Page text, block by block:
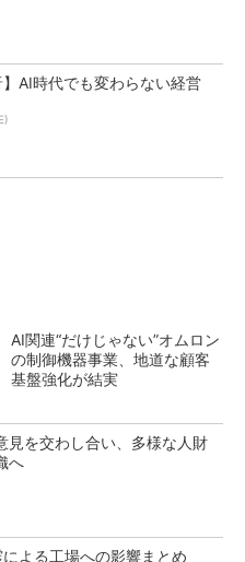
】AI時代でも変わらない経営
AI関連“だけじゃない”オムロン
の制御機器事業、地道な顧客
基盤強化が結実
見を交わし合い、多様な人財
へ
よる工場への影響まとめ